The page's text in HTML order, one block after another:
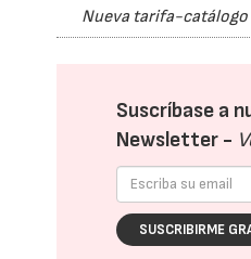
Nueva tarifa-catálogo
Suscríbase a
Newsletter -
SUSCRIBIRME